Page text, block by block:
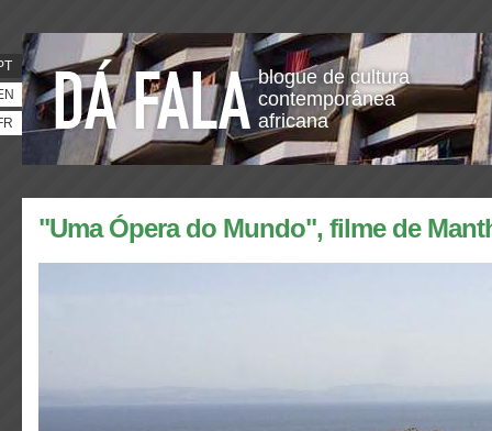
blogue de cultura
contemporânea
africana
"Uma Ópera do Mundo", filme de